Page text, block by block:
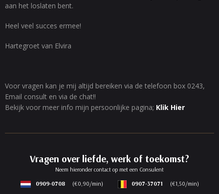
aan het loslaten bent.
Heel veel succes ermee!
Hartegroet van Elvira
Voor vragen kan je mij altijd bereiken via de telefoon box 0243,
Email consult en via de chat!!
Bekijk voor meer info mijn persoonlijke pagina; Klik Hier
Vragen over liefde, werk of toekomst?
Neem hieronder contact op met een Consulent
0909-0708
(€0,90/min) 0907-37071 (€1,50/min)